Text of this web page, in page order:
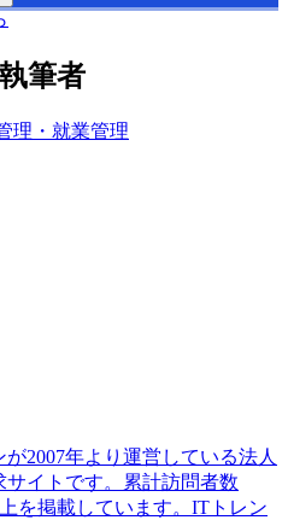
筆者
理・就業管理
2007年より運営している法人
イトです。累計訪問者数
を掲載しています。ITトレン